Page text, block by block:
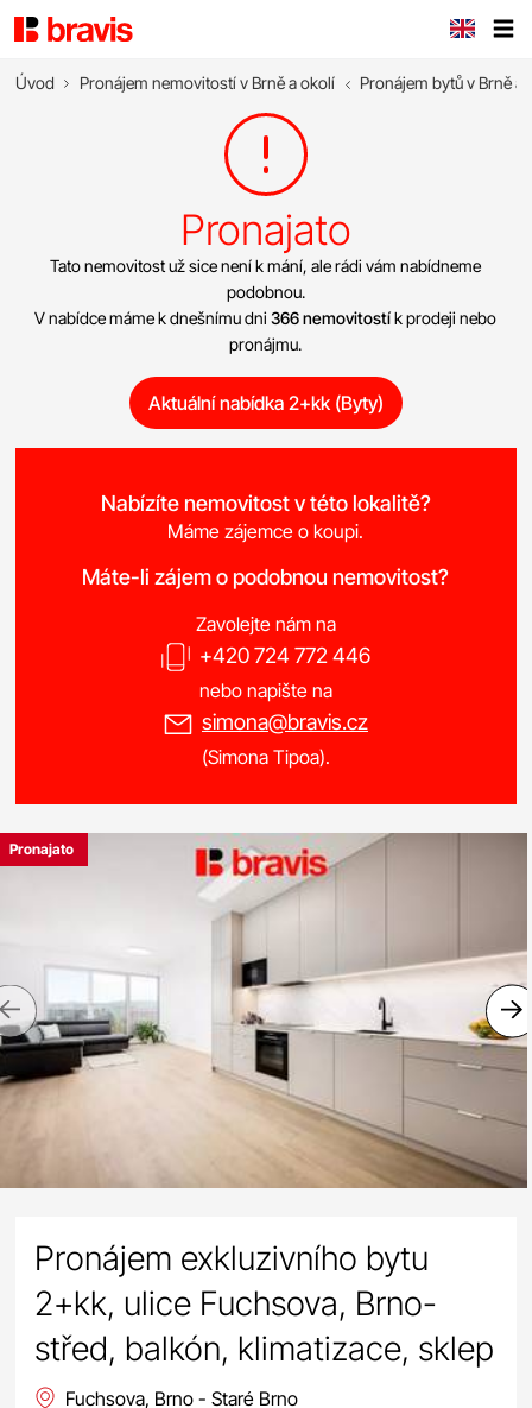
Úvod Pronájem nemovitostí v Brně a okolí Pronájem bytů v Brně a
Pronajato
Tato nemovitost už sice není k mání, ale rádi vám nabídneme
podobnou.
V nabídce máme k dnešnímu dni366 nemovitostík prodeji nebo
pronájmu.
Aktuální nabídka 2+kk (Byty)
Nabízíte nemovitost v této lokalitě?
Máme zájemce o koupi.
Máte-li zájem o podobnou nemovitost?
Zavolejte nám na
+420 724 772 446
nebo napište na
simona@bravis.cz
(Simona Tipoa).
Previous
Pronajato
Pronájem exkluzivního bytu
2+kk, ulice Fuchsova, Brno-
střed, balkón, klimatizace, sklep
Fuchsova, Brno - Staré Brno